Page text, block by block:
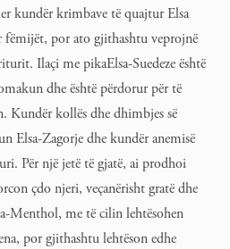
kundër krimbave të quajtur Elsa
fëmijët, por ato gjithashtu veprojnë
Ilaçi me pikaElsa-Suedeze është
dhe është përdorur për të
Kundër kollës dhe dhimbjes së
Elsa-Zagorje dhe kundër anemisë
Për një jetë të gjatë, ai prodhoi
çdo njeri, veçanërisht gratë dhe
Menthol, me të cilin lehtësohen
por gjithashtu lehtëson edhe